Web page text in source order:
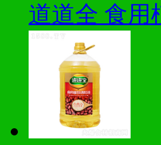
道道全 食用